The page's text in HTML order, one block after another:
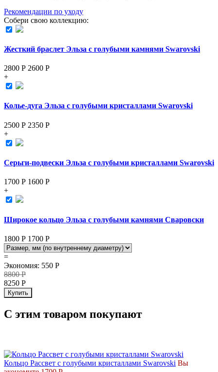
Рекомендации по уходу
Собери свою коллекцию:
Жесткий браслет Эльза с голубыми камнями Swarovski
2800 Р 2600 Р
+
Колье-дуга Эльза с голубыми кристаллами Swarovski
2500 Р 2350 Р
+
Серьги-подвески Эльза с голубыми кристаллами Swarovski
1700 Р 1600 Р
+
Широкое кольцо Эльза с голубыми камнями Сваровски
1800 Р 1700 Р
=
Экономия: 550 Р
8800Р
8250 Р
Купить
С этим товаром покупают
Кольцо Рассвет с голубыми кристаллами Swarovski Вы